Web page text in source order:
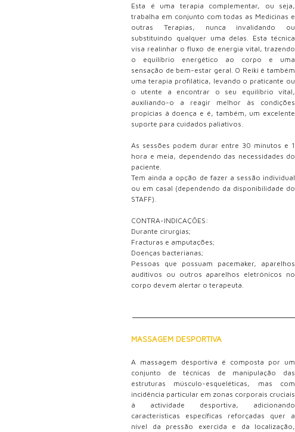
Esta é uma terapia complementar, ou seja,
trabalha em conjunto com todas as Medicinas e
outras Terapias, nunca invalidando ou
substituindo qualquer uma delas. Esta técnica
visa realinhar o fluxo de energia vital, trazendo
o equilíbrio energético ao corpo e uma
sensação de bem-estar geral. O Reiki é também
uma terapia profilática, levando o praticante ou
o utente a encontrar o seu equilíbrio vital,
auxiliando-o a reagir melhor às condições
propícias à doença e é, também, um excelente
suporte para cuidados paliativos.
As sessões podem durar entre 30 minutos e 1
hora e meia, dependendo das necessidades do
paciente.
Tem ainda a opção de fazer a sessão individual
ou em casal (dependendo da disponibilidade do
STAFF).
CONTRA-INDICAÇÕES:
Durante cirurgias;
Fracturas e amputações;
Doenças bacterianas;
Pessoas que possuam pacemaker, aparelhos
auditivos ou outros aparelhos eletrónicos no
corpo devem alertar o terapeuta.
MASSAGEM DESPORTIVA
A massagem desportiva é composta por um
conjunto de técnicas de manipulação das
estruturas músculo-esqueléticas, mas com
incidência particular em zonas corporais cruciais
à actividade desportiva, adicionando
características específicas reforçadas quer a
nível da pressão exercida e da localização,